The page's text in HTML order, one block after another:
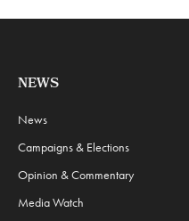
NEWS
News
Campaigns & Elections
Opinion & Commentary
Media Watch